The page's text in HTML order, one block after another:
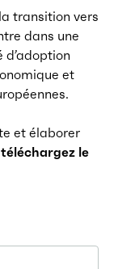
transition vers
dans une
et
et élaborer
téléchargez le